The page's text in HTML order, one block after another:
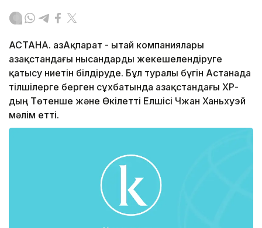
АСТАНА. ҚазАқпарат - Қытай компаниялары
Қазақстандағы нысандарды жекешелендіруге
қатысу ниетін білдіруде. Бұл туралы бүгін Астанада
тілшілерге берген сұхбатында Қазақстандағы ҚХР-
дың Төтенше және Өкілетті Елшісі Чжан Ханьхуэй
мәлім етті.